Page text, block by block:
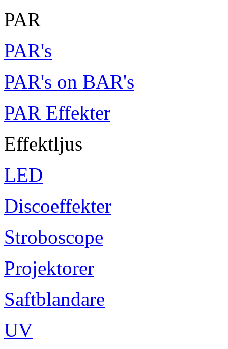
PAR
PAR's
PAR's on BAR's
PAR Effekter
Effektljus
LED
Discoeffekter
Stroboscope
Projektorer
Saftblandare
UV